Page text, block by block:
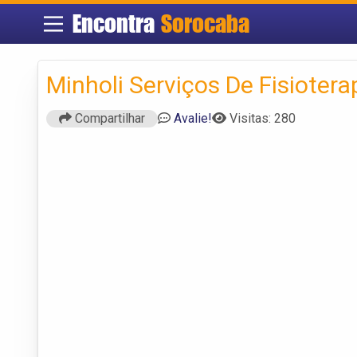
Encontra Sorocaba
Minholi Serviços De
Compartilhar Avalie! Visitas: 280